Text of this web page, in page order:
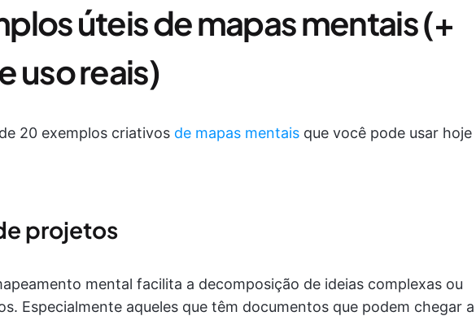
úteis de mapas mentais (+
uso reais)
20 exemplos criativos de mapas mentais que você pode usar hoje
projetos
mental facilita a decomposição de ideias complexas ou
Especialmente aqueles que têm documentos que podem chegar a